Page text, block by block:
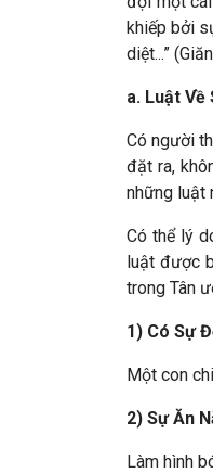
khiếp bởi
diệt...”
a. Luật Về
Có người
đặt ra,
những luật
Có thể lý
luật được
trong Tân
1) Có Sự
Một con
2) Sự Ăn
Làm hình